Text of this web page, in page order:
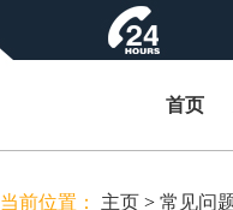
首页
当前位置： 主页 > 常见问